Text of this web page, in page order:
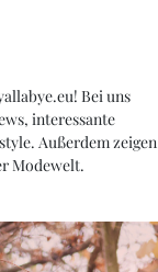
Bei uns
interessante
Außerdem zeigen
Modewelt.